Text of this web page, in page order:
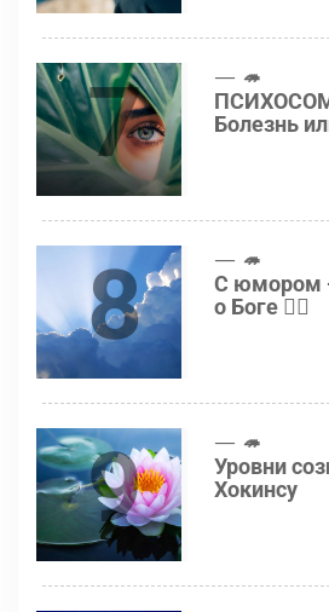
7 🦔
Болезнь
8 🦔
С юмором
о Боге 👍🏻
9 🦔
Уровни
Хокинсу